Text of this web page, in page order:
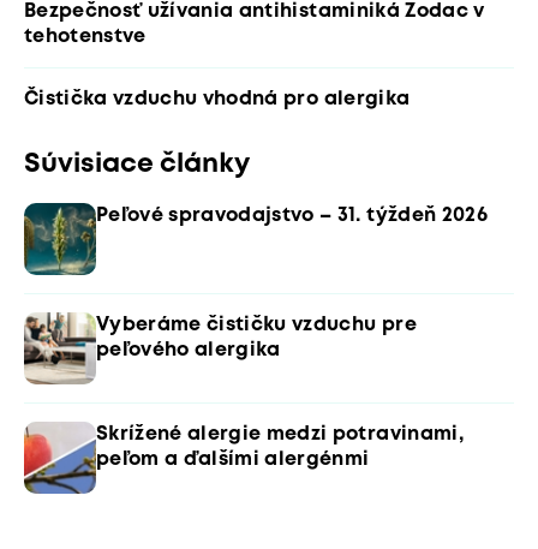
Bezpečnosť užívania antihistaminiká Zodac v
tehotenstve
Čistička vzduchu vhodná pro alergika
Súvisiace články
Peľové spravodajstvo – 31. týždeň 2026
Vyberáme čističku vzduchu pre
peľového alergika
Skrížené alergie medzi potravinami,
peľom a ďalšími alergénmi